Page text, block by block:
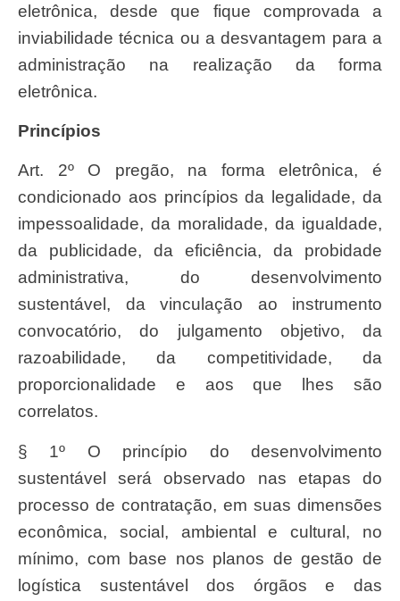
eletrônica, desde que fique comprovada a
inviabilidade técnica ou a desvantagem para a
administração na realização da forma
eletrônica.
Princípios
Art. 2º O pregão, na forma eletrônica, é
condicionado aos princípios da legalidade, da
impessoalidade, da moralidade, da igualdade,
da publicidade, da eficiência, da probidade
administrativa, do desenvolvimento
sustentável, da vinculação ao instrumento
convocatório, do julgamento objetivo, da
razoabilidade, da competitividade, da
proporcionalidade e aos que lhes são
correlatos.
§ 1º O princípio do desenvolvimento
sustentável será observado nas etapas do
processo de contratação, em suas dimensões
econômica, social, ambiental e cultural, no
mínimo, com base nos planos de gestão de
logística sustentável dos órgãos e das